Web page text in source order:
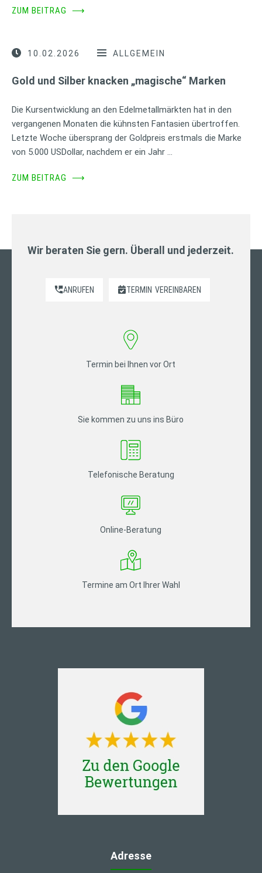
ZUM BEITRAG ⟶
10.02.2026 ALLGEMEIN
Gold und Silber knacken „magische“ Marken
Die Kursentwicklung an den Edelmetallmärkten hat in den
vergangenen Monaten die kühnsten Fantasien übertroffen.
Letzte Woche übersprang der Goldpreis erstmals die Marke
von 5.000 USDollar, nachdem er ein Jahr …
ZUM BEITRAG ⟶
Wir beraten Sie gern. Überall und jederzeit.
ANRUFEN TERMIN VEREINBAREN
Termin bei Ihnen vor Ort
Sie kommen zu uns ins Büro
Telefonische Beratung
Online-Beratung
Termine am Ort Ihrer Wahl
Adresse